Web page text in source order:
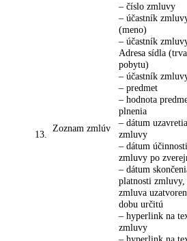
13.
Zoznam zmlúv
– číslo zmluvy
– účastník
(meno)
– účastník
Adresa sídla
pobytu)
– účastník
– predmet
– hodnota
plnenia
– dátum uzavretia
zmluvy
– dátum účinnosti
zmluvy po
– dátum
platnosti zmluvy,
zmluva
dobu určitú
– hyperlink na
zmluvy